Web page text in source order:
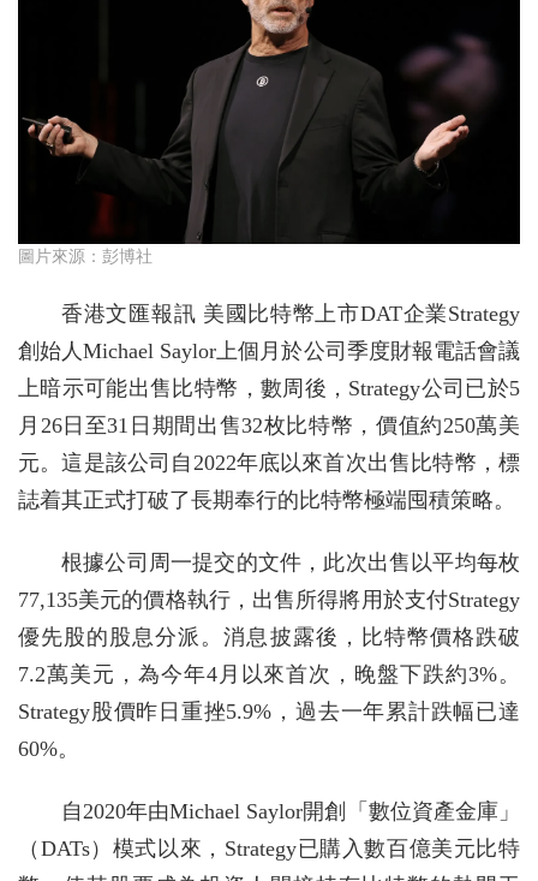
圖片來源：彭博社
香港文匯報訊 美國比特幣上市DAT企業Strategy
創始人Michael Saylor上個月於公司季度財報電話會議
上暗示可能出售比特幣，數周後，Strategy公司已於5
月26日至31日期間出售32枚比特幣，價值約250萬美
元。這是該公司自2022年底以來首次出售比特幣，標
誌着其正式打破了長期奉行的比特幣極端囤積策略。
根據公司周一提交的文件，此次出售以平均每枚
77,135美元的價格執行，出售所得將用於支付Strategy
優先股的股息分派。消息披露後，比特幣價格跌破
7.2萬美元，為今年4月以來首次，晚盤下跌約3%。
Strategy股價昨日重挫5.9%，過去一年累計跌幅已達
60%。
自2020年由Michael Saylor開創「數位資產金庫」
（DATs）模式以來，Strategy已購入數百億美元比特